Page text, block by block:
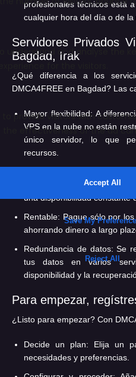
profesionales técnicos está
cualquier hora del día o de la
Servidores Privados
Bagdad, Irak
¿Qué diferencia a los
DMCA4FREE en Bagdad? Las
Mayor flexibilidad: A
VPS en la nube no están
único servidor, lo que
recursos.
servidor deja de funcionar,
una disponibilidad constante
Rentable: Pague sólo por
ahorrando dinero a largo
Redundancia de datos: Se
tus datos en varios
disponibilidad y la
Para empezar,
¿Listo para empezar? Con
Decide un plan: Elija un
necesidades y preferencias.